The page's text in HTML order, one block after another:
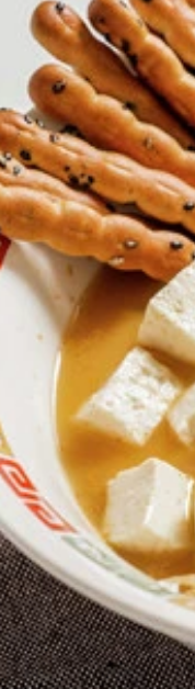
プラーメンを用意し
ガーのパティを取り
カットした肉やネギ
ば」
効果でつけ汁は濃厚
野島慎一郎氏